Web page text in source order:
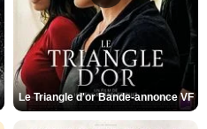
Le Triangle d'or Bande-annonce VF